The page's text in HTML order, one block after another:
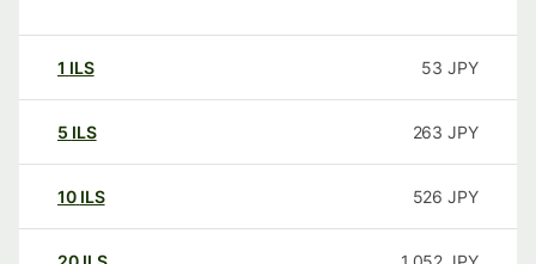
1 ILS 53 JPY
5 ILS 263 JPY
10 ILS 526 JPY